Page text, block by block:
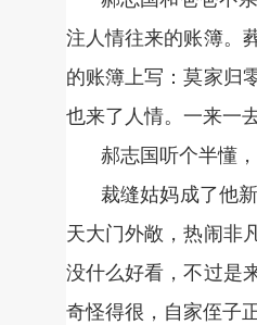
注人情往来的账簿。
的账簿上写：莫家归
也来了人情。一来一
郝志国听个半懂
裁缝姑妈成了他
天大门外敞，热闹非
没什么好看，不过是
奇怪得很，自家侄子